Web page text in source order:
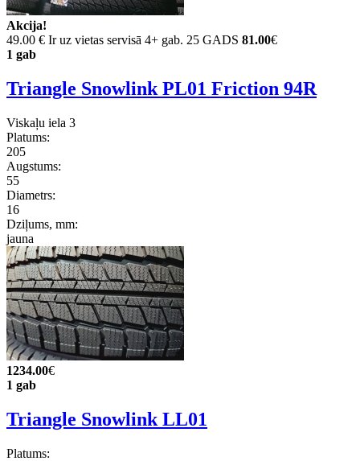
Akcija!
49.00 € Ir uz vietas servisā 4+ gab. 25 GADS 81.00€
1 gab
Triangle Snowlink PL01 Friction 94R
Viskaļu iela 3
Platums:
205
Augstums:
55
Diametrs:
16
Dziļums, mm:
jauna
1234.00€
1 gab
Triangle Snowlink LL01
Platums: